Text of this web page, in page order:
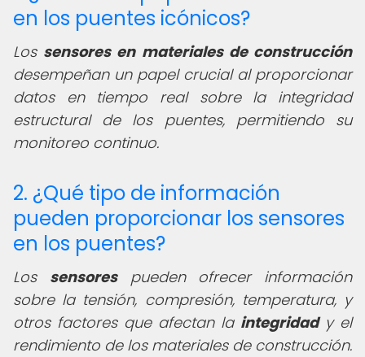
en los puentes icónicos?
Los sensores en materiales de construcción
desempeñan un papel crucial al proporcionar
datos en tiempo real sobre la integridad
estructural de los puentes, permitiendo su
monitoreo continuo.
2. ¿Qué tipo de información
pueden proporcionar los sensores
en los puentes?
Los sensorespueden ofrecer información
sobre la tensión, compresión, temperatura, y
otros factores que afectan la integridady el
rendimiento de los materiales de construcción.